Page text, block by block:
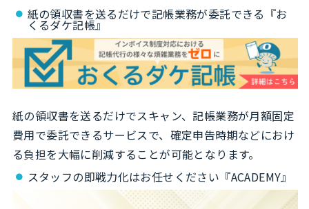
紙の領収書を送るだけで記帳業務が委託できる『お
くるダケ記帳』
紙の領収書を送るだけでスキャン、記帳業務が月額固定
費用で委託できるサービスで、確定申告時期などにおけ
る負担を大幅に削減することが可能となります。
スタッフの即戦力化はお任せください『ACADEMY』